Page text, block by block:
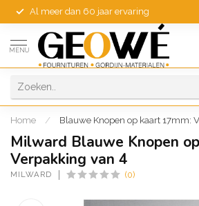
Al meer dan 60 jaar ervaring
MENU
Home / Blauwe Knopen op kaart 17mm:
Milward Blauwe Knopen
Verpakking van 4
MILWARD (0)